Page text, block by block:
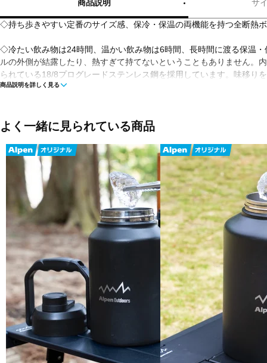
商品説明 サ
◇持ち歩きやすい定番のサイズ感、保冷・保温の両機能を持つ全断熱
◇冷たい飲み物は24時間、温かい飲み物は6時間、長時間に渡る保温
ルの外側が結露したり、熱すぎて持てないということもありません。
られている18/8プログレードステンレス鋼を採用しています。味移り
いしく保つことができます。優れたパウダーコーティングで滑りにく
ビスフェノールA不使用のBPA FREEですので、安心してご使用いただ
■カラー：Black(178)
■素材：内びん/ステンレス鋼、胴部/ステンレス鋼、ふた/ポリプロピ
■サイズ：73×73×220mm、口径/48.5mm
■重量：320g
■保温・保冷効力：保冷/24時間、保温/6時間
■容量：532ml
■生産国：中国
■2026年モデル
■メーカー型番：8900110178
商品説明を詳しく見る
よく一緒に見られている商品